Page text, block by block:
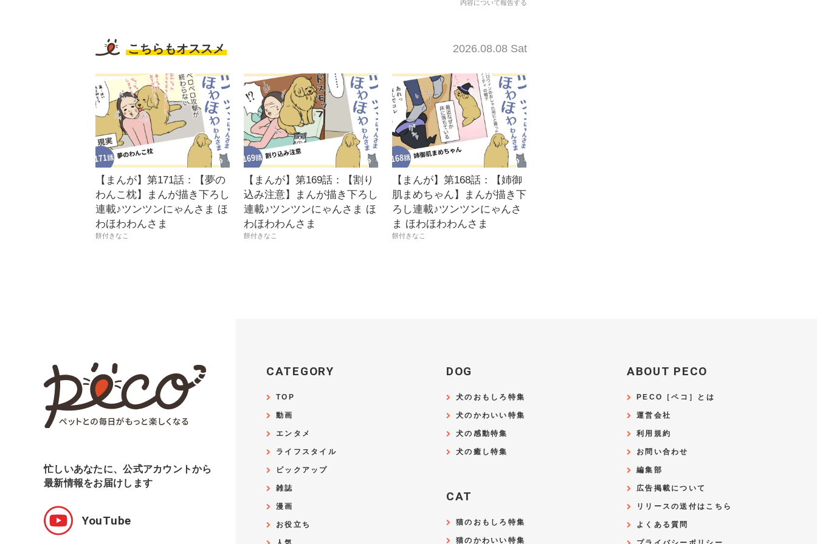
内容について報告する
こちらもオススメ 2026.08.08 Sat
【まんが】第171話：【夢の
わんこ枕】まんが描き下ろし
連載♪ツンツンにゃんさま ほ
わほわわんさま
餅付きなこ
【まんが】第169話：【割り
込み注意】まんが描き下ろし
連載♪ツンツンにゃんさま ほ
わほわわんさま
餅付きなこ
【まんが】第168話：【姉御
肌まめちゃん】まんが描き下
ろし連載♪ツンツンにゃんさ
ま ほわほわわんさま
餅付きなこ
忙しいあなたに、公式アカウントから
最新情報をお届けします
YouTube
CATEGORY
TOP
動画
エンタメ
ライフスタイル
ピックアップ
雑誌
漫画
お役立ち
DOG
犬のおもしろ特集
犬のかわいい特集
犬の感動特集
犬の癒し特集
CAT
猫のおもしろ特集
猫のかわいい特集
ABOUT PECO
PECO［ペコ］とは
運営会社
利用規約
お問い合わせ
編集部
広告掲載について
リリースの送付はこちら
よくある質問